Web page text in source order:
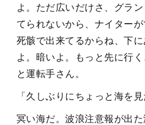
よ。ただ広いだけさ、グラ
てられないから、ナイター
死骸で出来てるからね、下
よ。暗いよ。もっと先に行く
と運転手さん。
「久しぶりにちょっと海を見
冥い海だ。波浪注意報が出